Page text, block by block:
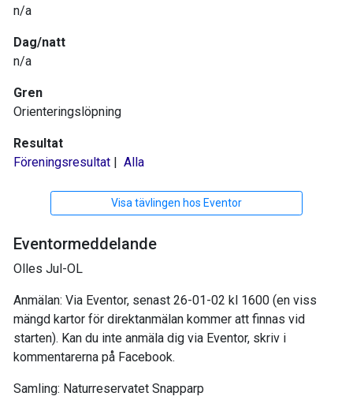
n/a
Dag/natt
n/a
Gren
Orienteringslöpning
Resultat
Föreningsresultat | Alla
Visa tävlingen hos Eventor
Eventormeddelande
Olles Jul-OL
Anmälan: Via Eventor, senast 26-01-02 kl 1600 (en viss
mängd kartor för direktanmälan kommer att finnas vid
starten). Kan du inte anmäla dig via Eventor, skriv i
kommentarerna på Facebook.
Samling: Naturreservatet Snapparp